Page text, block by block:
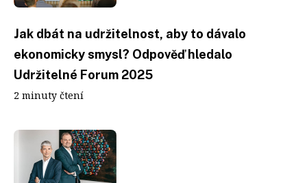
Jak dbát na udržitelnost, aby to dávalo
ekonomicky smysl? Odpověď hledalo
Udržitelné Forum 2025
2 minuty čtení